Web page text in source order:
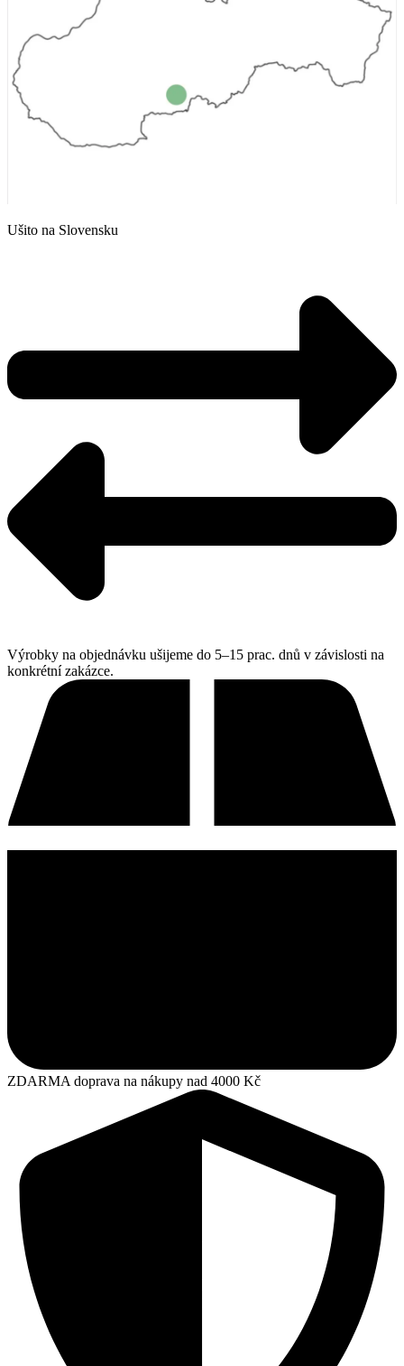
Ušito na Slovensku
Výrobky na objednávku ušijeme do 5–15 prac. dnů v závislosti na
konkrétní zakázce.
ZDARMA doprava na nákupy nad 4000 Kč